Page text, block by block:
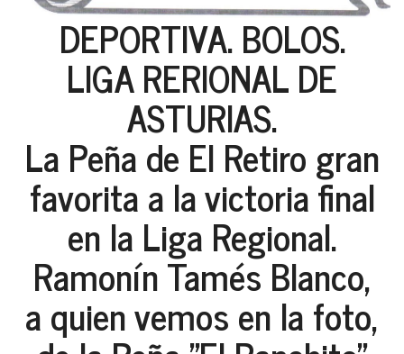
DEPORTIVA. BOLOS.
LIGA RERIONAL DE
ASTURIAS.
La Peña de El Retiro gran
favorita a la victoria final
en la Liga Regional.
Ramonín Tamés Blanco,
a quien vemos en la foto,